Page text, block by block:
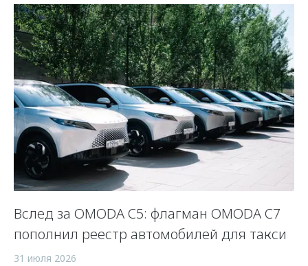
Вслед за OMODA C5: флагман OMODA C7
пополнил реестр автомобилей для такси
31 июля 2026